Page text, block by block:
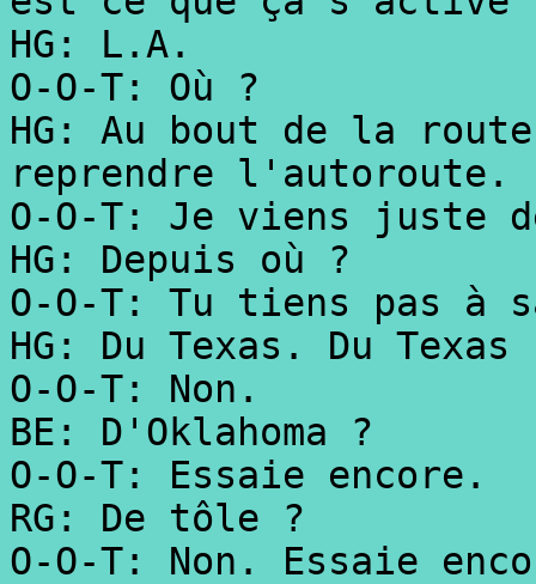
HG: L.A.
O-O-T: Où ?
HG: Au bout de la
reprendre l'autoroute.
O-O-T: Je viens juste
HG: Depuis où ?
O-O-T: Tu tiens pas à
HG: Du Texas. Du Texas
O-O-T: Non.
BE: D'Oklahoma ?
O-O-T: Essaie encore.
RG: De tôle ?
O-O-T: Non. Essaie